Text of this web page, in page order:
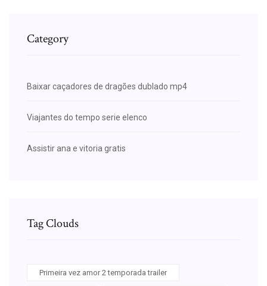
Category
Baixar caçadores de dragões dublado mp4
Viajantes do tempo serie elenco
Assistir ana e vitoria gratis
Tag Clouds
Primeira vez amor 2 temporada trailer